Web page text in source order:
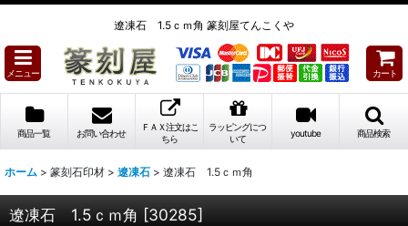
遼凍石 1.5ｃｍ角 篆刻屋てんこくや
メニュー カート
商品一覧 お問い合わせ
ＦＡＸ注文はこ
ちら
ラッピングにつ
いて
youtube 商品検索
ホーム > 篆刻石印材 > 遼凍石 > 遼凍石 1.5ｃｍ角
遼凍石 1.5ｃｍ角 [30285]